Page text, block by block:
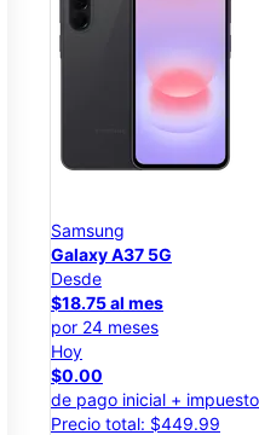
Samsung
Galaxy A37 5G
Desde
$18.75 al mes
por 24 meses
Hoy
$0.00
de pago inicial +
Precio total: $449.99